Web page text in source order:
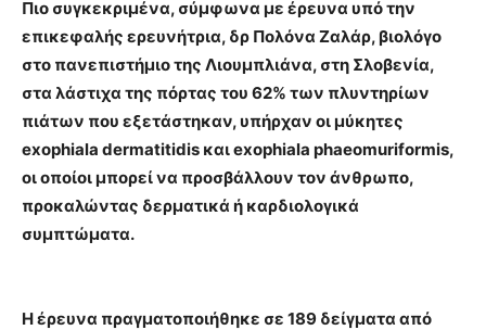
Πιο συγκεκριμένα, σύμφωνα με έρευνα υπό την
επικεφαλής ερευνήτρια, δρ Πολόνα Ζαλάρ, βιολόγο
στο πανεπιστήμιο της Λιουμπλιάνα, στη Σλοβενία,
στα λάστιχα της πόρτας του 62% των πλυντηρίων
πιάτων που εξετάστηκαν, υπήρχαν οι μύκητες
exophiala dermatitidis και exophiala phaeomuriformis,
οι οποίοι μπορεί να προσβάλλουν τον άνθρωπο,
προκαλώντας δερματικά ή καρδιολογικά
συμπτώματα.
Η έρευνα πραγματοποιήθηκε σε 189 δείγματα από